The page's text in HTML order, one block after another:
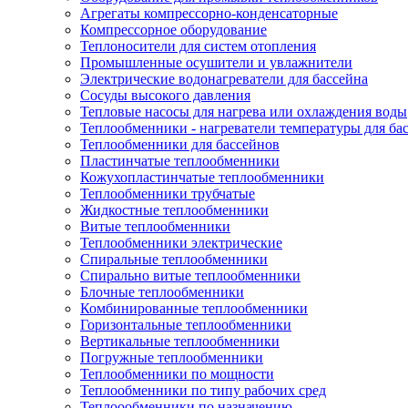
Агрегаты компрессорно-конденсаторные
Компрессорное оборудование
Теплоносители для систем отопления
Промышленные осушители и увлажнители
Электрические водонагреватели для бассейна
Сосуды высокого давления
Тепловые насосы для нагрева или охлаждения воды
Теплообменники - нагреватели температуры для
Теплообменники для бассейнов
Пластинчатые теплообменники
Кожухопластинчатые теплообменники
Теплообменники трубчатые
Жидкостные теплообменники
Витые теплообменники
Теплообменники электрические
Спиральные теплообменники
Спирально витые теплообменники
Блочные теплообменники
Комбинированные теплообменники
Горизонтальные теплообменники
Вертикальные теплообменники
Погружные теплообменники
Теплообменники по мощности
Теплообменники по типу рабочих сред